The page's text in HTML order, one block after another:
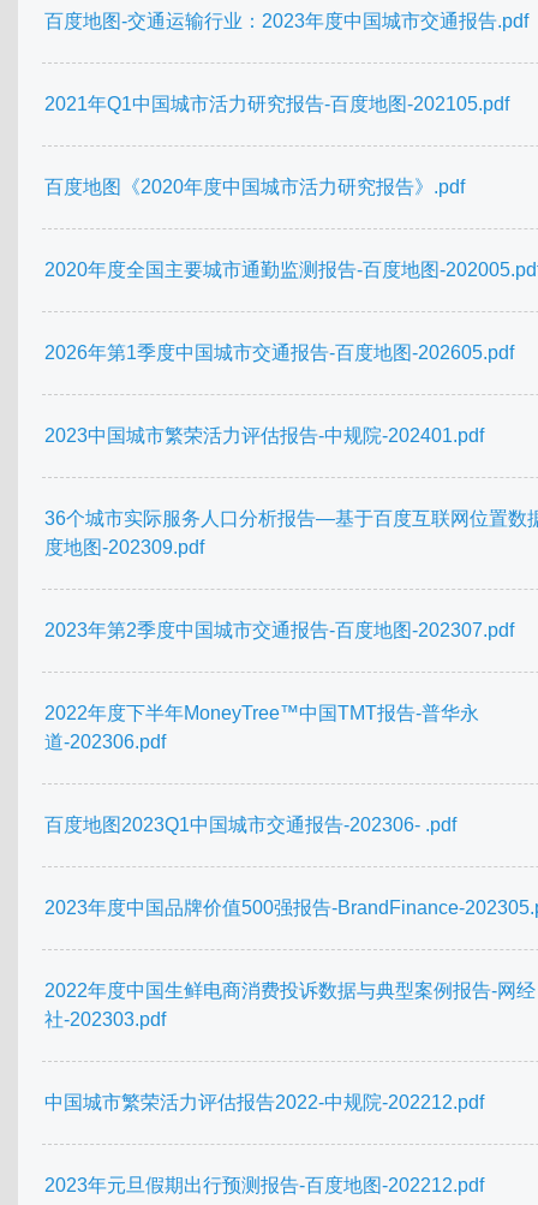
百度地图-交通运输行业：2023年度中国城市交通报告.pdf
2021年Q1中国城市活力研究报告-百度地图-202105.pdf
百度地图《2020年度中国城市活力研究报告》.pdf
2020年度全国主要城市通勤监测报告-百度地图-
2026年第1季度中国城市交通报告-百度地图-202605.pdf
2023中国城市繁荣活力评估报告-中规院-202401.pdf
36个城市实际服务人口分析报告—基于百度互联网位置数
度地图-202309.pdf
2023年第2季度中国城市交通报告-百度地图-202307.pdf
2022年度下半年MoneyTree™中国TMT报告-普华永
道-202306.pdf
百度地图2023Q1中国城市交通报告-202306- .pdf
2023年度中国品牌价值500强报告-BrandFinance-
2022年度中国生鲜电商消费投诉数据与典型案例报告-网经
社-202303.pdf
中国城市繁荣活力评估报告2022-中规院-202212.pdf
2023年元旦假期出行预测报告-百度地图-202212.pdf